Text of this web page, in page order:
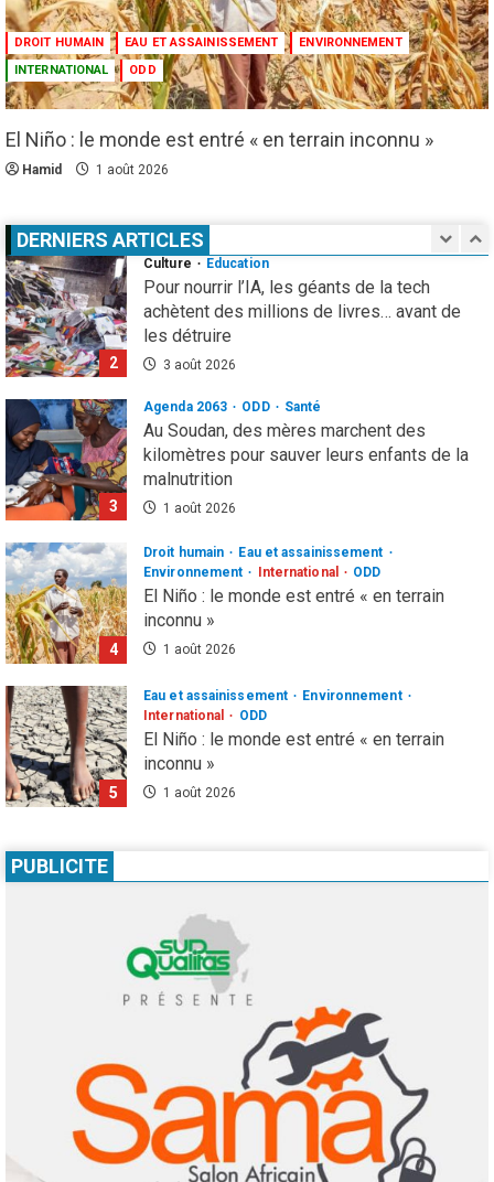
DROIT HUMAIN EAU ET ASSAINISSEMENT
ENVIRONNEMENT
INTERNATIONAL
ODD
El Niño : le monde est entré « en terrain inconnu »
Hamid 1 août 2026
DERNIERS ARTICLES
1
condamnée à un an de prison pour incitation
à la haine contre les migrants Marocains
4 août 2026
Pour nourrir l’IA, les géants de la tech
achètent des millions de livres… avant de
3 août 2026
3
Agenda 2063 ODD
Au Soudan, des mères marchent des
kilomètres pour sauver leurs enfants de la
malnutrition
1 août 2026
4
Droit humain
Eau et assainissement
Environnement
International ODD
El Niño : le monde est entré « en terrain
inconnu »
1 août 2026
5
Eau et assainissement
Environnement
International
ODD
El Niño : le monde est entré « en terrain
inconnu »
1 août 2026
1
Infos génerales Société
Espagne : une figure de l’extrême droite
condamnée à un an de prison pour incitation
à la haine contre les migrants Marocains
4 août 2026
achètent des millions de livres… avant de
les détruire
3 août 2026
3
Agenda 2063 ODD
Au Soudan, des mères marchent des
kilomètres pour sauver leurs enfants de la
1 août 2026
Droit humain
Eau et assainissement
Environnement
International ODD
El Niño : le monde est entré « en terrain
PUBLICITE